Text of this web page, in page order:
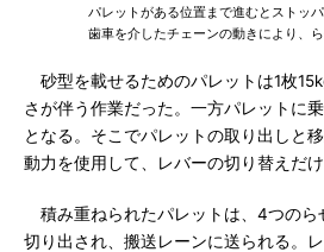
パレットがある位置まで進むとストッ
歯車を介したチェーンの動きにより、ら
砂型を載せるためのパレットは1枚
さが伴う作業だった。一方パレットに
となる。そこでパレットの取り出しと
動力を使用して、レバーの切り替えだ
積み重ねられたパレットは、4つのら
切り出され、搬送レーンに送られる。